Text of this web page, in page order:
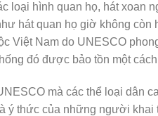
loại hình quan họ, hát xoan
hát quan họ giờ không
Việt Nam do UNESCO
đó được bảo tồn một
mà các thể loại dân
ý thức của những người